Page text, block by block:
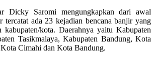
Dicky Saromi mengungkapkan dari awal
tercatat ada 23 kejadian bencana banjir yang
kota. Daerahnya yaitu Kabupaten
Tasikmalaya, Kabupaten Bandung, Kota
Cimahi dan Kota Bandung.